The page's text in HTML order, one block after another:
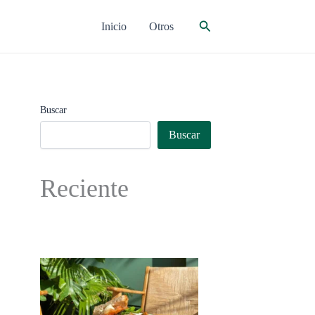
Inicio Otros Buscar
Buscar
Buscar
Reciente